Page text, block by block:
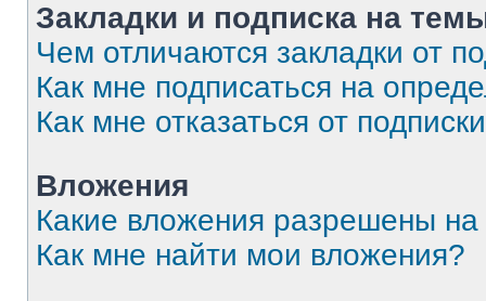
Закладки и подписка на
Чем отличаются закладки от
Как мне подписаться на
Как мне отказаться от
Вложения
Какие вложения разрешены
Как мне найти мои вложения?